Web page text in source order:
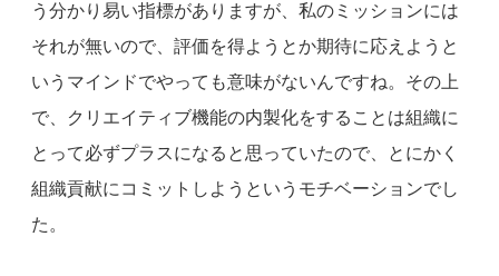
う分かり易い指標がありますが、私のミッションには
それが無いので、評価を得ようとか期待に応えようと
いうマインドでやっても意味がないんですね。その上
で、クリエイティブ機能の内製化をすることは組織に
とって必ずプラスになると思っていたので、とにかく
組織貢献にコミットしようというモチベーションでし
た。